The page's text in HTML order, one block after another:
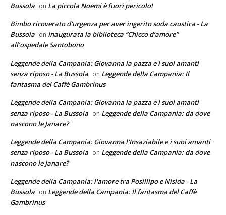
Bussola on La piccola Noemi è fuori pericolo!
Bimbo ricoverato d'urgenza per aver ingerito soda caustica - La
Bussola on Inaugurata la biblioteca “Chicco d’amore”
all’ospedale Santobono
Leggende della Campania: Giovanna la pazza e i suoi amanti
senza riposo - La Bussola on Leggende della Campania: Il
fantasma del Caffè Gambrinus
Leggende della Campania: Giovanna la pazza e i suoi amanti
senza riposo - La Bussola on Leggende della Campania: da dove
nascono le Janare?
Leggende della Campania: Giovanna l'Insaziabile e i suoi amanti
senza riposo - La Bussola on Leggende della Campania: da dove
nascono le Janare?
Leggende della Campania: l'amore tra Posillipo e Nisida - La
Bussola on Leggende della Campania: Il fantasma del Caffè
Gambrinus